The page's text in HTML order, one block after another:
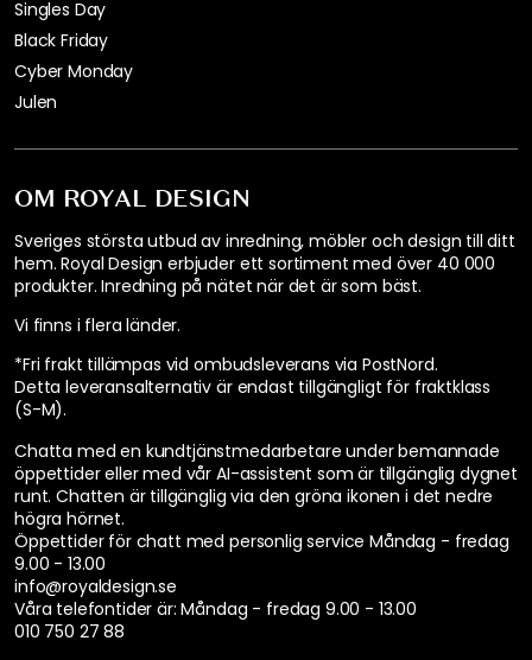
OM ROYAL DESIGN
Sveriges största utbud av inredning, möbler och design till ditt
hem. Royal Design erbjuder ett sortiment med över 40 000
produkter. Inredning på nätet när det är som bäst.
Vi finns i flera länder.
*Fri frakt tillämpas vid ombudsleverans via PostNord.
Detta leveransalternativ är endast tillgängligt för fraktklass
(S-M).
Chatta med en kundtjänstmedarbetare under bemannade
öppettider eller med vår AI-assistent som är tillgänglig dygnet
runt. Chatten är tillgänglig via den gröna ikonen i det nedre
högra hörnet.
Öppettider för chatt med personlig service Måndag - fredag
9.00 - 13.00
info@royaldesign.se
Våra telefontider är: Måndag - fredag 9.00 - 13.00
010 750 27 88
Singles Day
Black Friday
Cyber Monday
Julen